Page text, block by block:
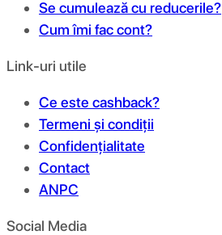
Se cumulează cu reducerile?
Cum îmi fac cont?
Link-uri utile
Ce este cashback?
Termeni și condiții
Confidențialitate
Contact
ANPC
Social Media